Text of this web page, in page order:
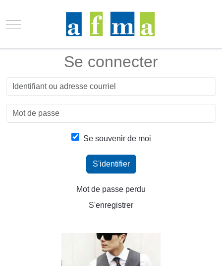
Mobile Menu Toggle
Se connecter
Se souvenir de moi
S'identifier
Mot de passe perdu
S'enregistrer